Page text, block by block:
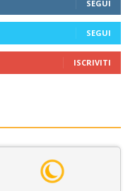
SEGUI
SEGUI
ISCRIVITI